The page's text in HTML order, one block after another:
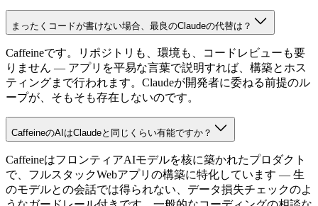
まったくコードが書けない場合、最良のClaudeの代替は？
Caffeineです。リポジトリも、環境も、コードレビューも要
りません — アプリを平易な言葉で説明すれば、構築とホス
ティングまで行われます。Claudeが開発者に委ねる前提のル
ープが、そもそも存在しないのです。
CaffeineのAIはClaudeと同じくらい有能ですか？
CaffeineはフロンティアAIモデルを核に築かれたプロダクト
で、フルスタックWebアプリの構築に特化しています — 生
のモデルとの会話では得られない、データ損失チェックのよ